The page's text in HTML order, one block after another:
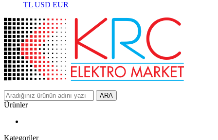
TL USD EUR
ARA
Ürünler
Kategoriler